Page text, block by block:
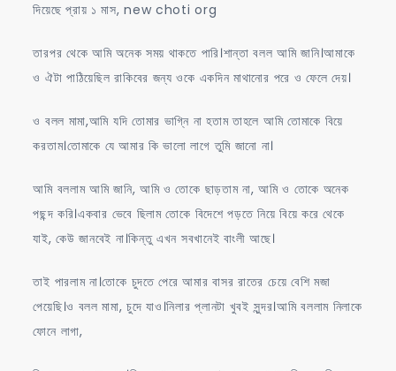
দিয়েছে প্রায় ১ মাস, new choti org
তারপর থেকে আমি অনেক সময় থাকতে পারি।শান্তা বলল আমি জানি।আমাকে
ও ঐটা পাঠিয়েছিল রাকিবের জন্য ওকে একদিন মাথানোর পরে ও ফেলে দেয়।
ও বলল মামা,আমি যদি তোমার ভাগ্নি না হতাম তাহলে আমি তোমাকে বিয়ে
করতাম।তোমাকে যে আমার কি ভালো লাগে তুমি জানো না।
আমি বললাম আমি জানি, আমি ও তোকে ছাড়তাম না, আমি ও তোকে অনেক
পছন্দ করি।একবার ভেবে ছিলাম তোকে বিদেশে পড়তে নিয়ে বিয়ে করে থেকে
যাই, কেউ জানবেই না।কিন্তু এখন সবখানেই বাংলী আছে।
তাই পারলাম না।তোকে চুদতে পেরে আমার বাসর রাতের চেয়ে বেশি মজা
পেয়েছি।ও বলল মামা, চুদে যাও।নিলার প্লানটা খুবই সুন্দর।আমি বললাম নিলাকে
ফোনে লাগা,